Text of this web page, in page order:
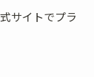
サイトでプラ